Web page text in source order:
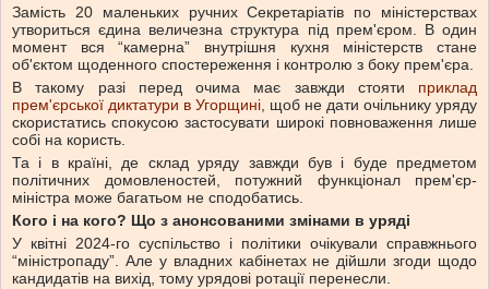
Замість 20 маленьких ручних Секретаріатів по міністерствах
утвориться єдина величезна структура під прем'єром. В один
момент вся “камерна” внутрішня кухня міністерств стане
об'єктом щоденного спостереження і контролю з боку прем'єра.
В такому разі перед очима має завжди стояти приклад
прем'єрської диктатури в Угорщині, щоб не дати очільнику уряду
скористатись спокусою застосувати широкі повноваження лише
собі на користь.
Та і в країні, де склад уряду завжди був і буде предметом
політичних домовленостей, потужний функціонал прем'єр-
міністра може багатьом не сподобатись.
Кого і на кого? Що з анонсованими змінами в уряді
У квітні 2024-го суспільство і політики очікували справжнього
“міністропаду”. Але у владних кабінетах не дійшли згоди щодо
кандидатів на вихід, тому урядові ротації перенесли.